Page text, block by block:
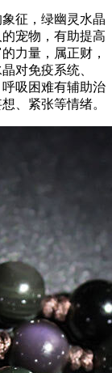
征，绿幽灵水晶
宠物，有助提高
力量，属正财，
对免疫系统、
吸困难有辅助治
、紧张等情绪。